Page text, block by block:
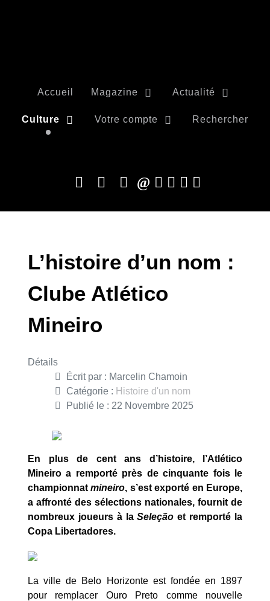
Accueil Magazine Actualité
Culture Votre compte Rechercher
L’histoire d’un nom :
Clube Atlético
Mineiro
Détails
Écrit par : Marcelin Chamoin
Catégorie : Histoire d'un nom
Publié le : 22 Novembre 2025
En plus de cent ans d’histoire, l’Atlético
Mineiro a remporté près de cinquante fois le
championnatmineiro, s’est exporté en Europe,
a affronté des sélections nationales, fournit de
nombreux joueurs à laSeleção et remporté la
Copa Libertadores.
La ville de Belo Horizonte est fondée en 1897
pour remplacer Ouro Preto comme nouvelle